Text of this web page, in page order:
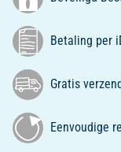
Betaling per
Gratis
Eenvoudige